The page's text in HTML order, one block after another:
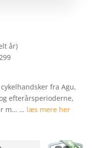
år)
fra Agu,
efterårsperioderne,
m… … læs mere her